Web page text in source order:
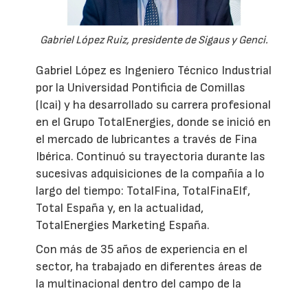
Gabriel López Ruiz, presidente de Sigaus y Genci.
Gabriel López es Ingeniero Técnico Industrial
por la Universidad Pontificia de Comillas
(Icai) y ha desarrollado su carrera profesional
en el Grupo TotalEnergies, donde se inició en
el mercado de lubricantes a través de Fina
Ibérica. Continuó su trayectoria durante las
sucesivas adquisiciones de la compañía a lo
largo del tiempo: TotalFina, TotalFinaElf,
Total España y, en la actualidad,
TotalEnergies Marketing España.
Con más de 35 años de experiencia en el
sector, ha trabajado en diferentes áreas de
la multinacional dentro del campo de la